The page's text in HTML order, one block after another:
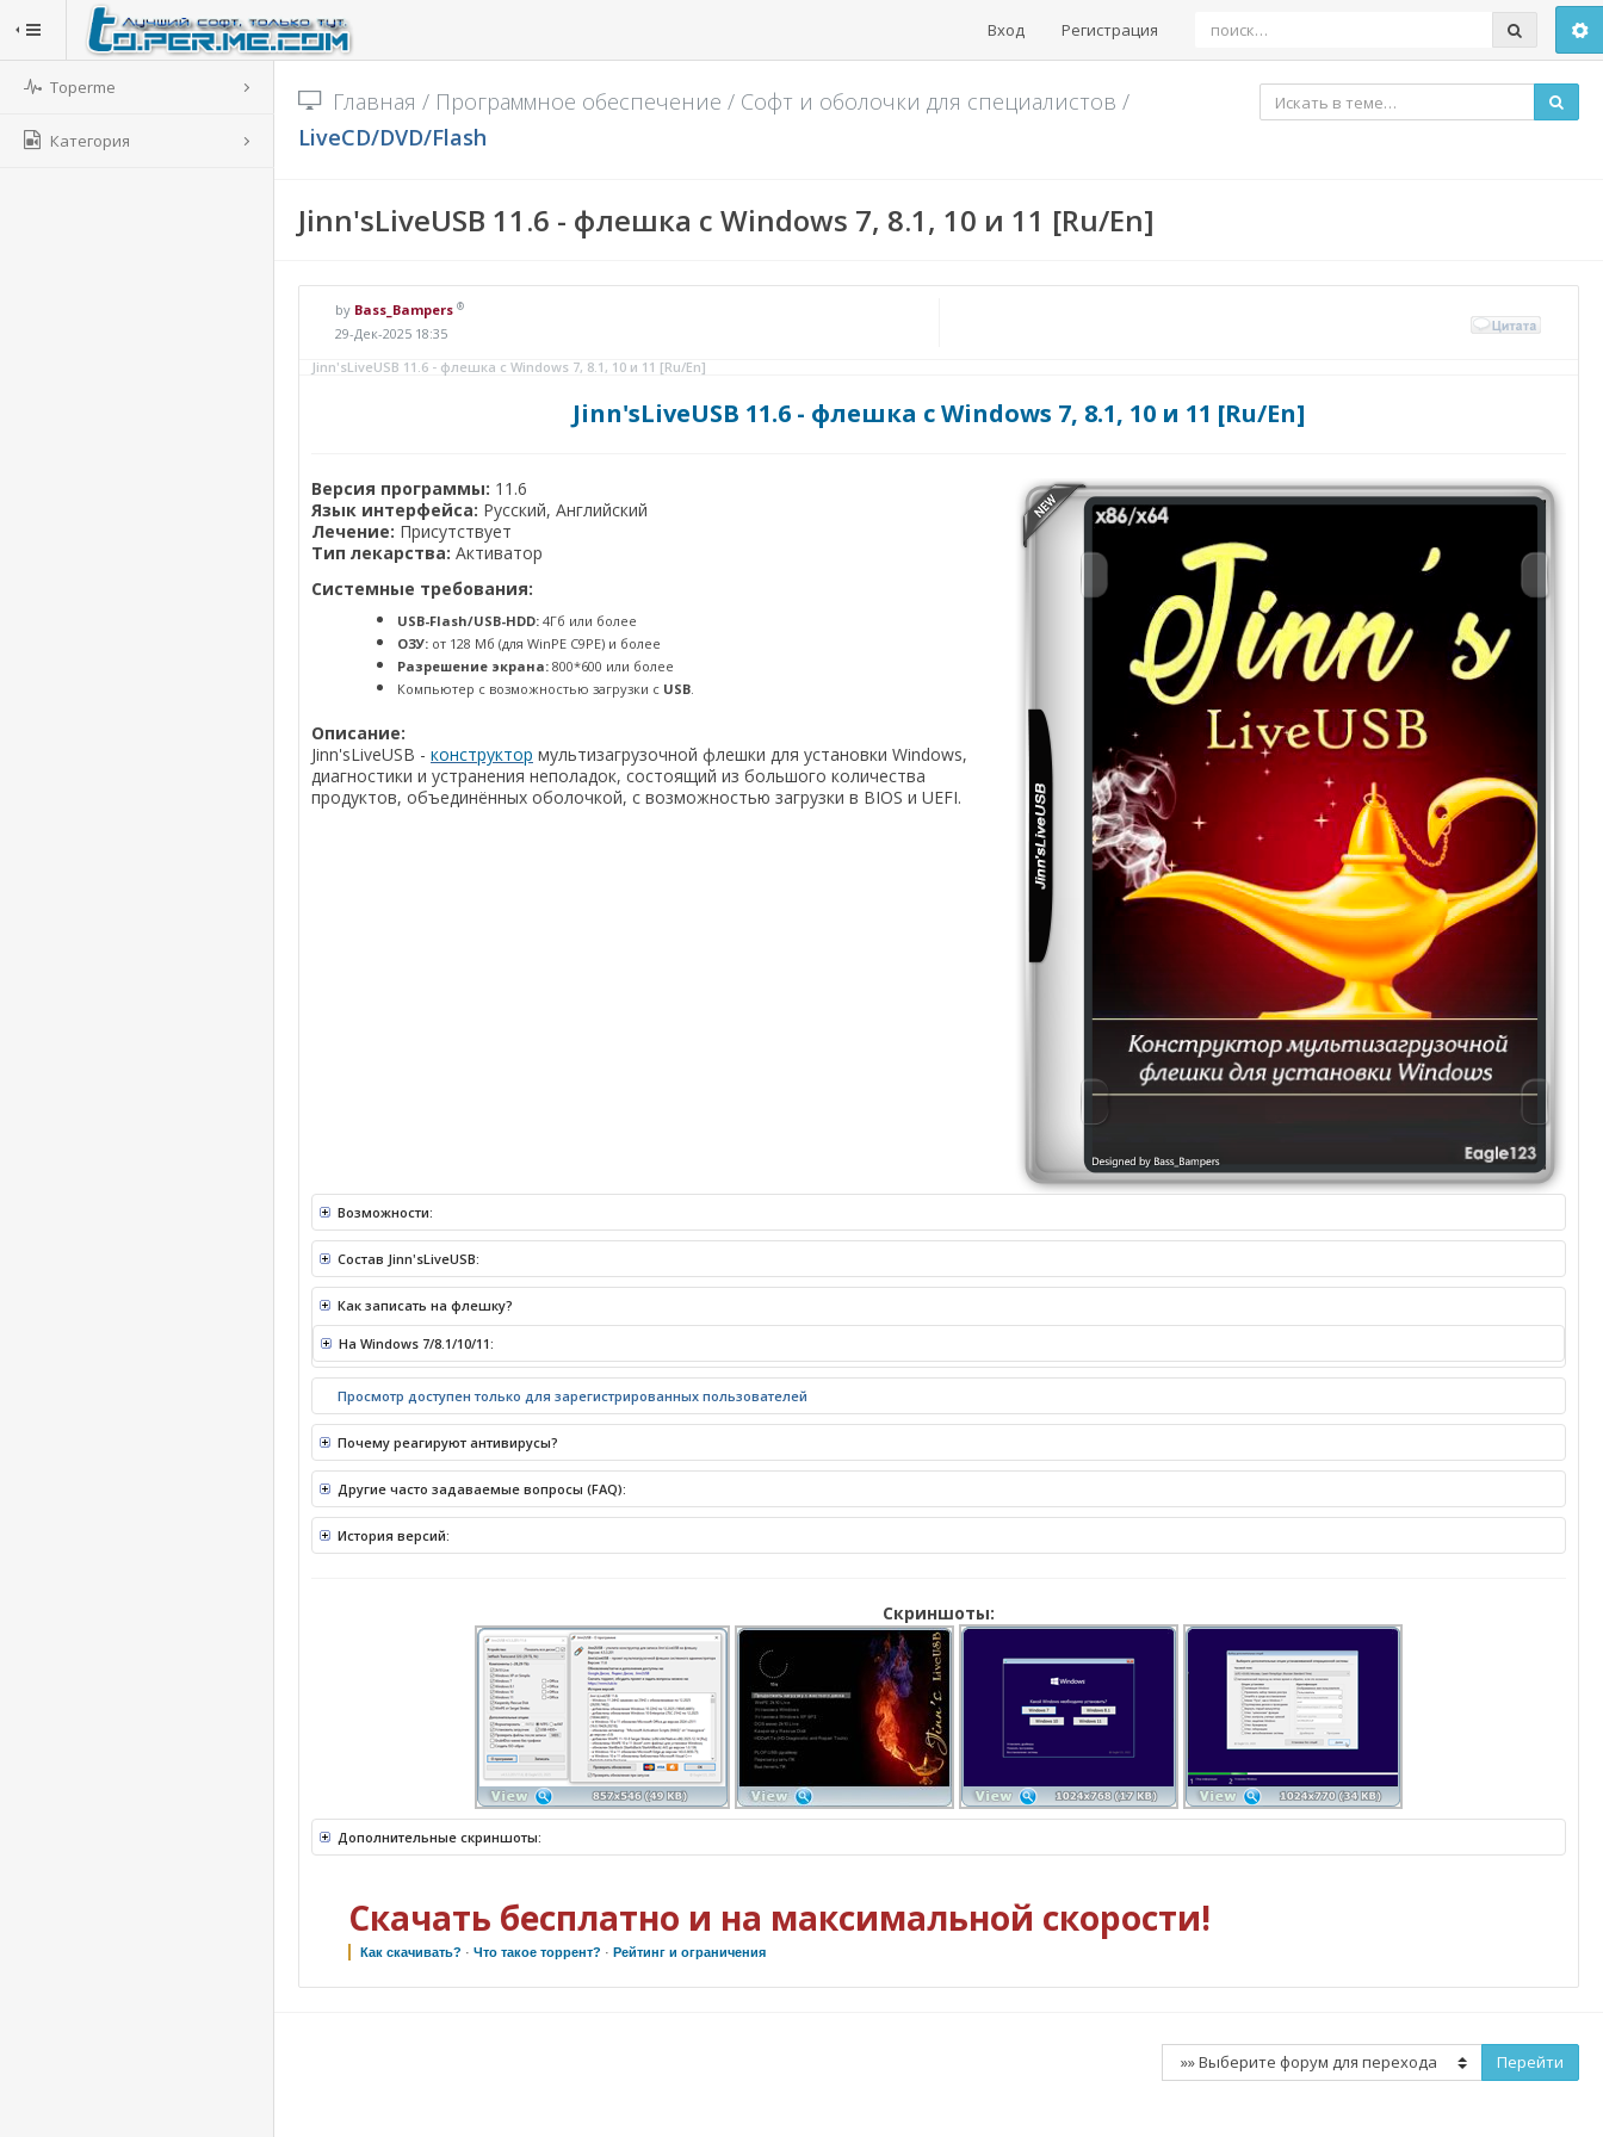
Toperme
Категория
Вход Регистрация
Главная / Программное обеспечение / Софт и оболочки для специалистов /
LiveCD/DVD/Flash
Jinn'sLiveUSB 11.6 - флешка с Windows 7, 8.1, 10 и 11 [Ru/En]
by Bass_Bampers ®
29-Дек-2025 18:35
Jinn'sLiveUSB 11.6 - флешка с Windows 7, 8.1, 10 и 11 [Ru/En]
Jinn'sLiveUSB 11.6 - флешка с Windows 7, 8.1, 10 и 11 [Ru/En]
Версия программы: 11.6
Язык интерфейса: Русский, Английский
Лечение: Присутствует
Тип лекарства: Активатор
Системные требования:
USB-Flash/USB-HDD: 4Гб или более
ОЗУ: от 128 Мб (для WinPE C9PE) и более
Разрешение экрана: 800*600 или более
Компьютер с возможностью загрузки с USB.
Описание:
Jinn'sLiveUSB - конструктор мультизагрузочной флешки для установки Windows,
диагностики и устранения неполадок, состоящий из большого количества
продуктов, объединённых оболочкой, с возможностью загрузки в BIOS и UEFI.
Возможности:
Состав Jinn'sLiveUSB:
Как записать на флешку?
На Windows 7/8.1/10/11:
Просмотр доступен только для зарегистрированных пользователей
Почему реагируют антивирусы?
Другие часто задаваемые вопросы (FAQ):
История версий:
Скриншоты:
Дополнительные скриншоты:
Скачать бесплатно и на максимальной скорости!
Как скачивать? · Что такое торрент? · Рейтинг и ограничения